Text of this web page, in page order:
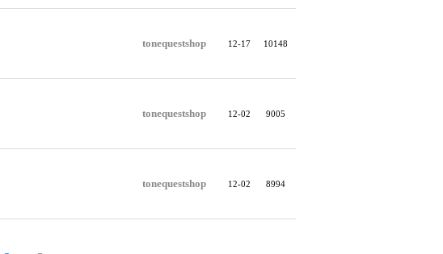
tonequestshop 12-17 10148
tonequestshop 12-02 9005
tonequestshop 12-02 8994